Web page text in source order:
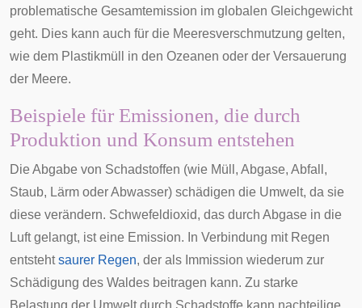
problematische Gesamtemission im globalen Gleichgewicht
geht. Dies kann auch für die Meeresverschmutzung gelten,
wie dem Plastikmüll in den Ozeanen oder der Versauerung
der Meere.
Beispiele für Emissionen, die durch
Produktion und Konsum entstehen
Die Abgabe von Schadstoffen (wie Müll, Abgase, Abfall,
Staub, Lärm oder Abwasser) schädigen die Umwelt, da sie
diese verändern. Schwefeldioxid, das durch Abgase in die
Luft gelangt, ist eine Emission. In Verbindung mit Regen
entstehtsaurer Regen, der als Immission wiederum zur
Schädigung des Waldes beitragen kann. Zu starke
Belastung der Umwelt durch Schadstoffe kann nachteilige